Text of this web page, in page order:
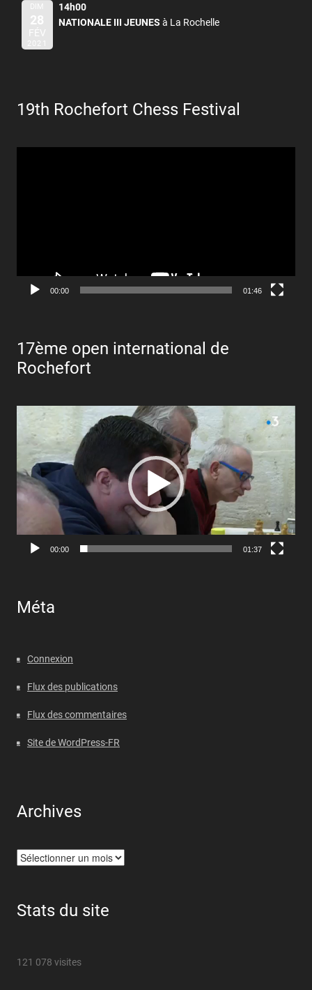
DIM
28
FÉV
2021
14h00
NATIONALE III JEUNESà La Rochelle
19th Rochefort Chess Festival
00:00 01:46
17ème open international de
Rochefort
Lecteur
vidéo
00:00 01:37
Méta
Connexion
Flux des publications
Flux des commentaires
Site de WordPress-FR
Archives
Archives
Stats du site
121 078 visites